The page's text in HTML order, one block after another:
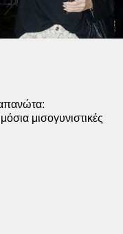
μισογυνιστικές